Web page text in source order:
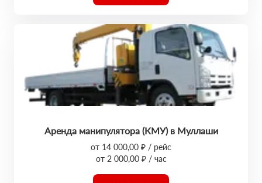
Аренда манипулятора (КМУ) в Муллаши
от 14 000,00 ₽ / рейс
от 2 000,00 ₽ / час